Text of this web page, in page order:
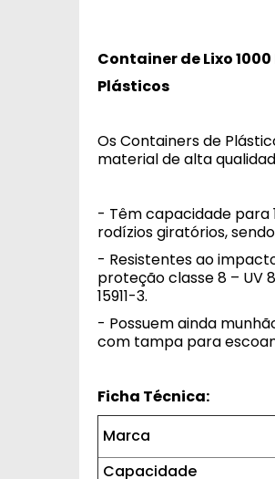
Container de Lixo
Plásticos
Os Containers de
material de alta
- Têm capacidade para
rodízios giratórios,
- Resistentes ao
proteção classe 8 – UV
15911-3.
- Possuem ainda
com tampa para
Ficha Técnica:
Marca
Capacidade